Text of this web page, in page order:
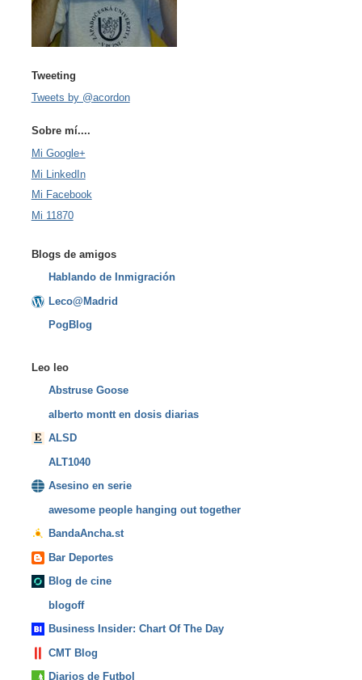
Tweeting
Tweets by @acordon
Sobre mí....
Mi Google+
Mi LinkedIn
Mi Facebook
Mi 11870
Blogs de amigos
Hablando de Inmigración
Leco@Madrid
PogBlog
Leo leo
Abstruse Goose
alberto montt en dosis diarias
ALSD
ALT1040
Asesino en serie
awesome people hanging out together
BandaAncha.st
Bar Deportes
Blog de cine
blogoff
Business Insider: Chart Of The Day
CMT Blog
Diarios de Futbol